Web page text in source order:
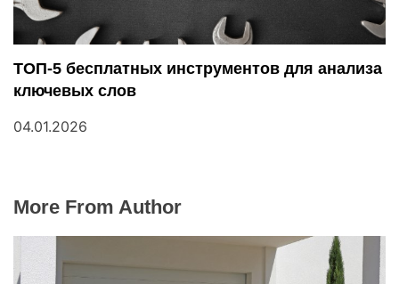
ТОП-5 бесплатных инструментов для анализа
ключевых слов
04.01.2026
More From Author